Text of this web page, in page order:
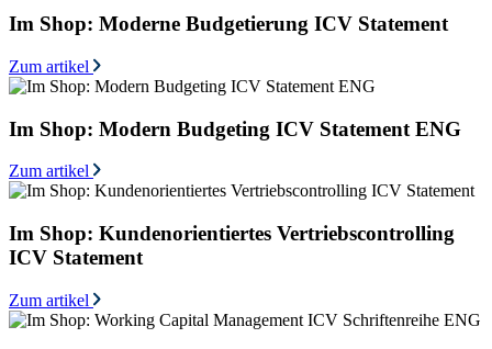
Im Shop: Moderne Budgetierung ICV Statement
Zum artikel
Im Shop: Modern Budgeting ICV Statement ENG
Zum artikel
Im Shop: Kundenorientiertes Vertriebscontrolling
ICV Statement
Zum artikel